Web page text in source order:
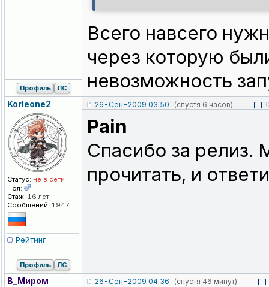
Всего навсего
через которую
невозможность
Профиль ЛС
Korleone2
Статус: не в сети
Пол:
Стаж: 16 лет
Сообщений: 1947
Рейтинг
26-Сен-2009 03:50 (спустя 6 часов) [-]
Pain
Спасибо за релиз.
прочитать, и
Профиль ЛС
В_Миром 26-Сен-2009 04:36 (спустя 46 минут) [-]